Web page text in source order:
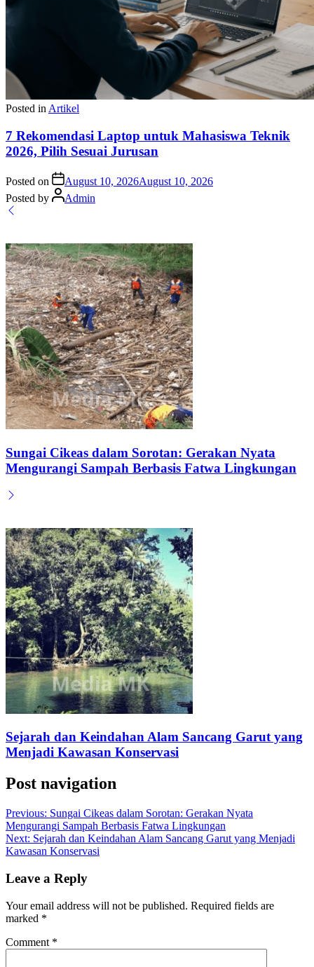
Posted in Artikel
7 Rekomendasi Laptop untuk Mahasiswa Teknik
2026, Pilih Sesuai Jurusan
Posted on August 10, 2026August 10, 2026
Posted by
Admin
Sungai Cikeas dalam Sorotan: Gerakan Nyata
Mengurangi Sampah Berbasis Fatwa Lingkungan
Sejarah dan Keindahan Alam Sancang Garut yang
Menjadi Kawasan Konservasi
Post navigation
Previous: Sungai Cikeas dalam Sorotan: Gerakan Nyata
Mengurangi Sampah Berbasis Fatwa Lingkungan
Next: Sejarah dan Keindahan Alam Sancang Garut yang Menjadi
Kawasan Konservasi
Leave a Reply
Your email address will not be published. Required fields are
marked *
Comment *